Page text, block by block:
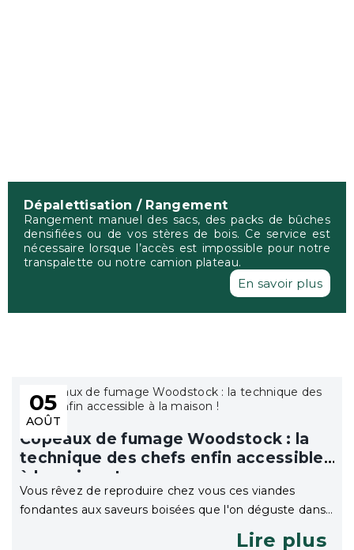
Dépalettisation / Rangement
Rangement manuel des sacs, des packs de bûches
densifiées ou de vos stères de bois. Ce service est
nécessaire lorsque l’accès est impossible pour notre
transpalette ou notre camion plateau.
En savoir plus
05
AOÛT
Copeaux de fumage Woodstock : la
technique des chefs enfin accessible
à la maison !
Vous rêvez de reproduire chez vous ces viandes
fondantes aux saveurs boisées que l'on déguste dans
les meilleurs restaurants ou aux grands ...Lire plus